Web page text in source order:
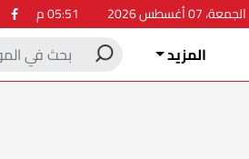
الجمعة، 07 أغسطس 2026
المزيد